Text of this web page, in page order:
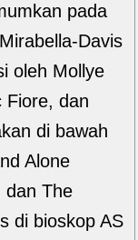
pada
Davis
oleh Mollye
Fiore, dan
di bawah
Alone
dan The
di bioskop AS